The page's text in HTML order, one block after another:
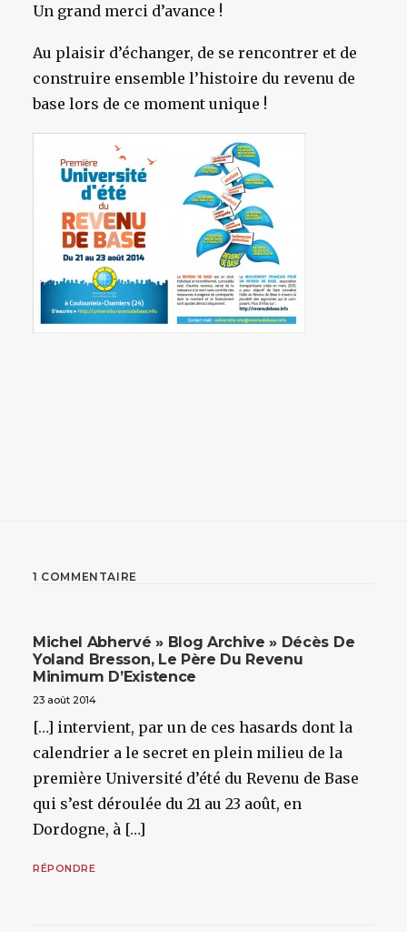
Un grand merci d’avance !
Au plaisir d’échanger, de se rencontrer et de
construire ensemble l’histoire du revenu de
base lors de ce moment unique !
1 COMMENTAIRE
Michel Abhervé » Blog Archive » Décès De
Yoland Bresson, Le Père Du Revenu
Minimum D’Existence
23 août 2014
[…] intervient, par un de ces hasards dont la
calendrier a le secret en plein milieu de la
première Université d’été du Revenu de Base
qui s’est déroulée du 21 au 23 août, en
Dordogne, à […]
RÉPONDRE